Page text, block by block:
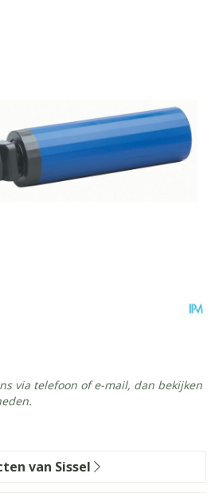
via telefoon of e-mail, dan bekijken
van Sissel